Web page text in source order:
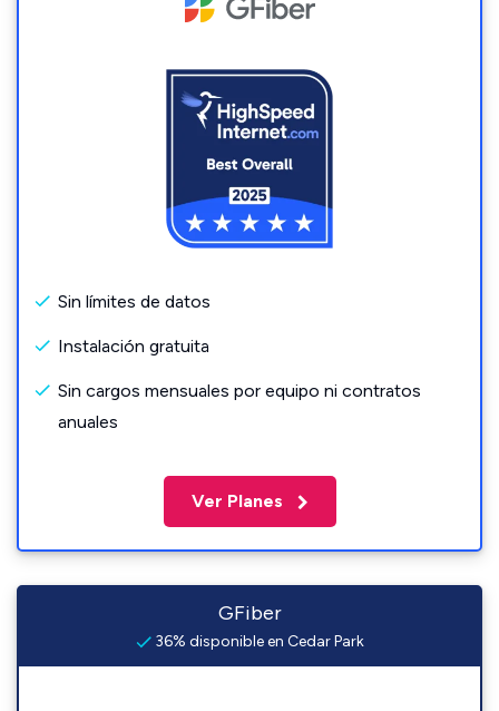
Sin límites de datos
Instalación gratuita
Sin cargos mensuales por equipo ni contratos
anuales
Ver Planes
GFiber
36% disponible en Cedar Park